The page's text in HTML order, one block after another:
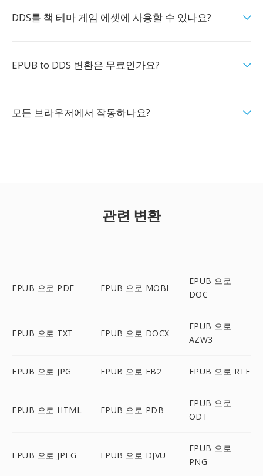
DDS를 책 테마 게임 에셋에 사용할 수 있나요?
EPUB to DDS 변환은 무료인가요?
모든 브라우저에서 작동하나요?
관련 변환
EPUB 으로 PDF EPUB 으로 MOBI
EPUB 으로
DOC
EPUB 으로 TXT EPUB 으로 DOCX
EPUB 으로
AZW3
EPUB 으로 JPG EPUB 으로 FB2 EPUB 으로 RTF
EPUB 으로 HTML EPUB 으로 PDB
EPUB 으로
ODT
EPUB 으로 JPEG EPUB 으로 DJVU
EPUB 으로
PNG